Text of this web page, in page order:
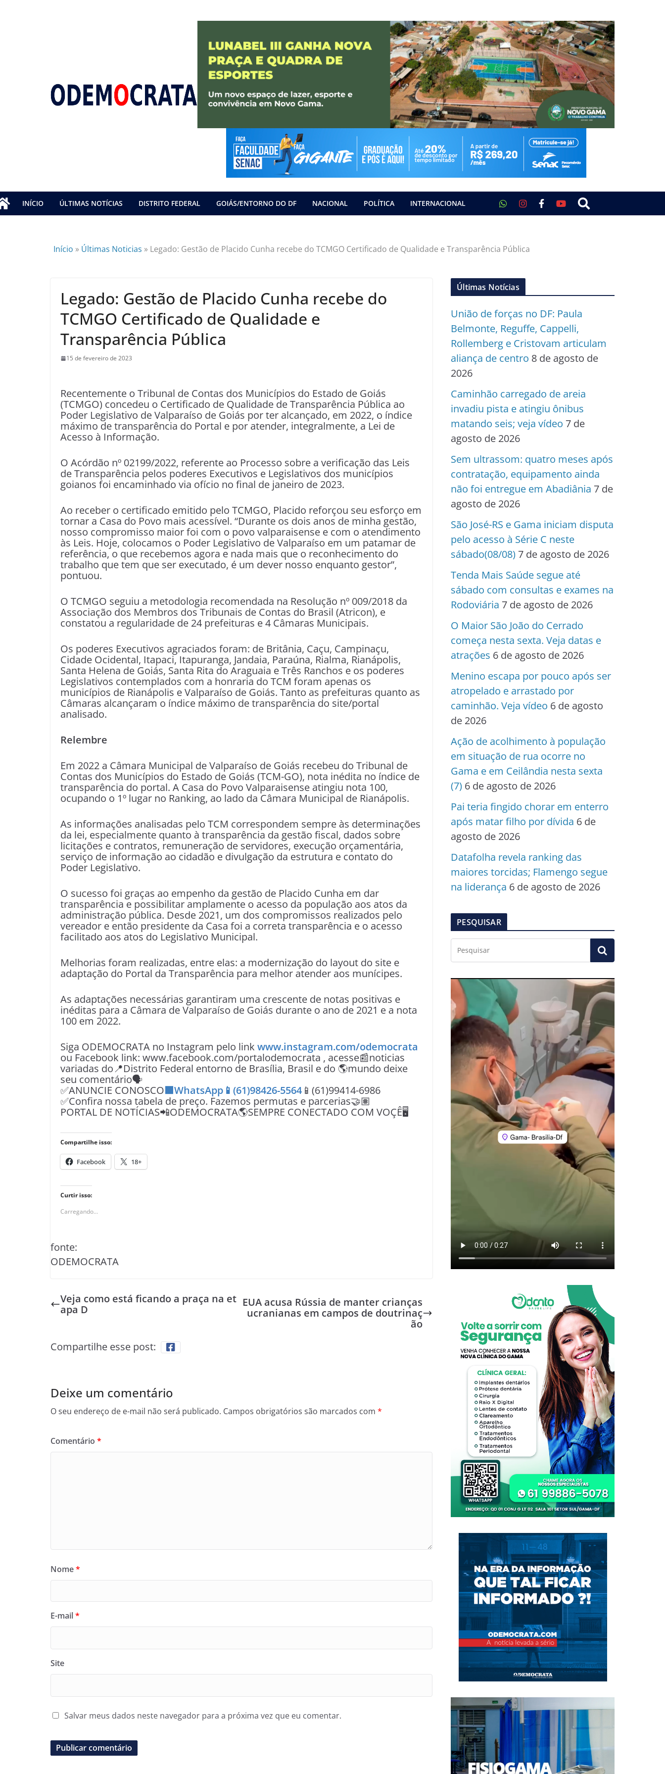
INÍCIO ÚLTIMAS NOTÍCIAS DISTRITO FEDERAL GOIÁS/ENTORNO DO DF NACIONAL POLÍTICA INTERNACIONAL
Início » Últimas Noticias » Legado: Gestão de Placido Cunha recebe do TCMGO Certificado de Qualidade e Transparência Pública
Legado: Gestão de Placido Cunha recebe do
TCMGO Certificado de Qualidade e
Transparência Pública
15 de fevereiro de 2023
Recentemente o Tribunal de Contas dos Municípios do Estado de Goiás
(TCMGO) concedeu o Certificado de Qualidade de Transparência Pública ao
Poder Legislativo de Valparaíso de Goiás por ter alcançado, em 2022, o índice
máximo de transparência do Portal e por atender, integralmente, a Lei de
Acesso à Informação.
O Acórdão nº 02199/2022, referente ao Processo sobre a verificação das Leis
de Transparência pelos poderes Executivos e Legislativos dos municípios
goianos foi encaminhado via ofício no final de janeiro de 2023.
Ao receber o certificado emitido pelo TCMGO, Placido reforçou seu esforço em
tornar a Casa do Povo mais acessível. “Durante os dois anos de minha gestão,
nosso compromisso maior foi com o povo valparaisense e com o atendimento
às Leis. Hoje, colocamos o Poder Legislativo de Valparaíso em um patamar de
referência, o que recebemos agora e nada mais que o reconhecimento do
trabalho que tem que ser executado, é um dever nosso enquanto gestor”,
pontuou.
O TCMGO seguiu a metodologia recomendada na Resolução nº 009/2018 da
Associação dos Membros dos Tribunais de Contas do Brasil (Atricon), e
constatou a regularidade de 24 prefeituras e 4 Câmaras Municipais.
Os poderes Executivos agraciados foram: de Britânia, Caçu, Campinaçu,
Cidade Ocidental, Itapaci, Itapuranga, Jandaia, Paraúna, Rialma, Rianápolis,
Santa Helena de Goiás, Santa Rita do Araguaia e Três Ranchos e os poderes
Legislativos contemplados com a honraria do TCM foram apenas os
municípios de Rianápolis e Valparaíso de Goiás. Tanto as prefeituras quanto as
Câmaras alcançaram o índice máximo de transparência do site/portal
analisado.
Relembre
Em 2022 a Câmara Municipal de Valparaíso de Goiás recebeu do Tribunal de
Contas dos Municípios do Estado de Goiás (TCM-GO), nota inédita no índice de
transparência do portal. A Casa do Povo Valparaisense atingiu nota 100,
ocupando o 1º lugar no Ranking, ao lado da Câmara Municipal de Rianápolis.
As informações analisadas pelo TCM correspondem sempre às determinações
da lei, especialmente quanto à transparência da gestão fiscal, dados sobre
licitações e contratos, remuneração de servidores, execução orçamentária,
serviço de informação ao cidadão e divulgação da estrutura e contato do
Poder Legislativo.
O sucesso foi graças ao empenho da gestão de Placido Cunha em dar
transparência e possibilitar amplamente o acesso da população aos atos da
administração pública. Desde 2021, um dos compromissos realizados pelo
vereador e então presidente da Casa foi a correta transparência e o acesso
facilitado aos atos do Legislativo Municipal.
Melhorias foram realizadas, entre elas: a modernização do layout do site e
adaptação do Portal da Transparência para melhor atender aos munícipes.
As adaptações necessárias garantiram uma crescente de notas positivas e
inéditas para a Câmara de Valparaíso de Goiás durante o ano de 2021 e a nota
100 em 2022.
Siga ODEMOCRATA no Instagram pelo link www.instagram.com/odemocrata
ou Facebook link: www.facebook.com/portalodemocrata , acesse📰noticias
variadas do📍Distrito Federal entorno de Brasília, Brasil e do 🌎mundo deixe
seu comentário🗣
✅ANUNCIE CONOSCO🟩WhatsApp📱(61)98426-5564 📱(61)99414-6986
✅Confira nossa tabela de preço. Fazemos permutas e parcerias🤝🏽
PORTAL DE NOTÍCIAS📲ODEMOCRATA🌎SEMPRE CONECTADO COM VOÇÊ🖥️
Compartilhe isso:
Facebook 18+
Curtir isso:
Carregando...
fonte:
ODEMOCRATA
Veja como está ficando a praça na et
apa D
EUA acusa Rússia de manter crianças
ucranianas em campos de doutrinaç
ão
Compartilhe esse post:
Deixe um comentário
O seu endereço de e-mail não será publicado. Campos obrigatórios são marcados com *
Comentário *
Nome*
E-mail*
Site
Salvar meus dados neste navegador para a próxima vez que eu comentar.
Últimas Notícias
União de forças no DF: Paula
Belmonte, Reguffe, Cappelli,
Rollemberg e Cristovam articulam
aliança de centro 8 de agosto de
2026
Caminhão carregado de areia
invadiu pista e atingiu ônibus
matando seis; veja vídeo 7 de
agosto de 2026
Sem ultrassom: quatro meses após
contratação, equipamento ainda
não foi entregue em Abadiânia 7 de
agosto de 2026
São José-RS e Gama iniciam disputa
pelo acesso à Série C neste
sábado(08/08) 7 de agosto de 2026
Tenda Mais Saúde segue até
sábado com consultas e exames na
Rodoviária 7 de agosto de 2026
O Maior São João do Cerrado
começa nesta sexta. Veja datas e
atrações 6 de agosto de 2026
Menino escapa por pouco após ser
atropelado e arrastado por
caminhão. Veja vídeo 6 de agosto
de 2026
Ação de acolhimento à população
em situação de rua ocorre no
Gama e em Ceilândia nesta sexta
(7) 6 de agosto de 2026
Pai teria fingido chorar em enterro
após matar filho por dívida 6 de
agosto de 2026
Datafolha revela ranking das
maiores torcidas; Flamengo segue
na liderança 6 de agosto de 2026
PESQUISAR